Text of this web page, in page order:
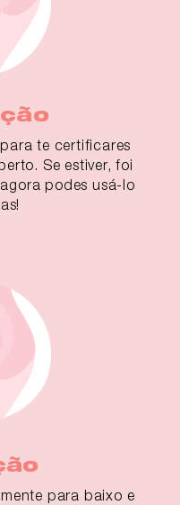
te certificares
Se estiver, foi
podes usá-lo
para baixo e